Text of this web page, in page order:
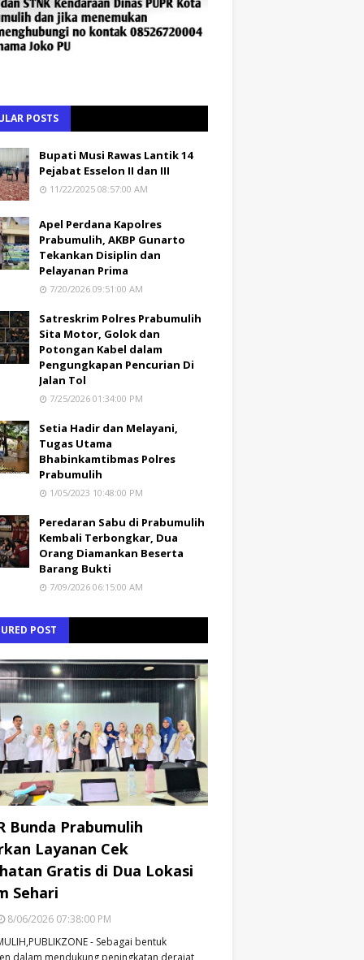
POSTS
Bupati Musi Rawas Lantik 14
Pejabat Esselon II dan III
11/22/2025 08:57:00 AM
Apel Perdana Kapolres
Prabumulih, AKBP Gunarto
Tekankan Disiplin dan
Pelayanan Prima
7/20/2026 09:51:00 AM
Satreskrim Polres Prabumulih
Sita Motor, Golok dan
Potongan Kabel dalam
Pengungkapan Pencurian Di
Jalan Tol
7/25/2026 01:34:00 PM
Setia Hadir dan Melayani,
Tugas Utama
Bhabinkamtibmas Polres
Prabumulih
1/05/2023 10:48:00 PM
Peredaran Sabu di Prabumulih
Kembali Terbongkar, Dua
Orang Diamankan Beserta
Barang Bukti
7/09/2026 06:15:00 AM
POST
Bunda Prabumulih
Layanan Cek
Gratis di Dua Lokasi
Sehari
8/06/2026 07:38:00 PM
- Sebagai bentuk
dalam mendukung peningkatan derajat